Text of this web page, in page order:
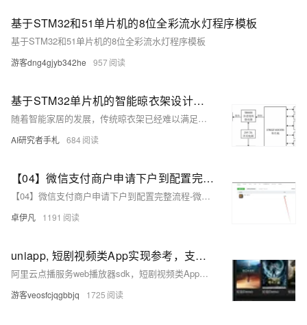
基于STM32和51单片机的8位全彩流水灯程序模板
基于STM32和51单片机的8位全彩流水灯程序模板
游客dng4gjyb342he 957
基于STM32单片机的智能晾衣架设计与实现【开源免费】
随着智能家居的发展，传统晾衣架已经难以满足现代家庭对便捷、智能化的需求。基于STM32单片机的智能晾衣架能够实现自动升降、光照检测、风干控制、远程控制等功能，为家庭用户提供更智能、更舒适的晾晒体验。本项目以STM32F103C8T6为核心控制器，通过电机驱动模块、光照传感器、温湿度传感器、蓝牙/Wi-Fi通信模块，实现晾衣架的自动化与远程控制。
AI研究者手札 684
【04】微信支付商户申请下户到配置完整流程-微信开放平台移动APP应用通过-微信商户继续申请-微信开户函-视频声明-以及对公打款验证-申请+配置完整流程-优雅草卓伊凡
【04】微信支付商户申请下户到配置完整流程-微信开放平台移动APP应用通过-微信商户继续申请-微信开户函-视频声明-以及对公打款验证-申请+配置完整流程-优雅草卓伊凡
卓伊凡 1191
uniapp, 短剧视频类App实现参考，支持滑动播放，仿抖音 仿陌陌 短视频 无限滑动播放 视频流
阿里云点播服务web播放器sdk，短剧视频类App实现参考。仿抖音 仿陌陌 短视频 无限滑动播放 视频流。无uniapp video 原生组件的层级、遮挡、覆盖问题，适合与不同功能视图组合使用，实现丰富的应用功能。
游客veosfcjqgbbjq 1725